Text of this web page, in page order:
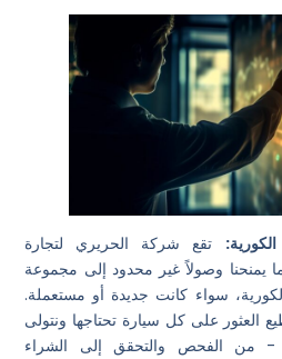
تقع شركة الحريري لتجارة
يمنحنا وصولاً غير محدود إلى مجموعة
سواء كانت جديدة أو مستعملة.
العثور على كل سيارة تحتاجها ونتولى
- من الفحص والتحقق إلى الشراء